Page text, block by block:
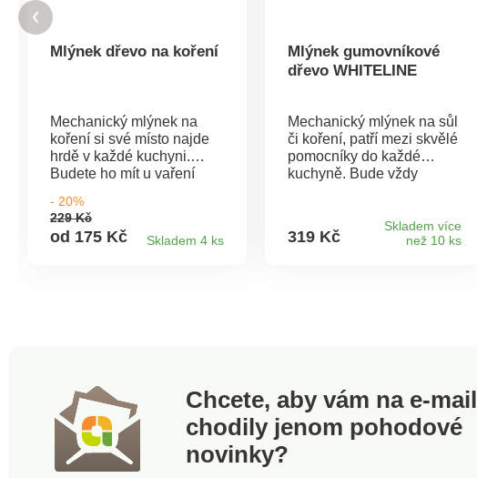
Mlýnek dřevo na koření
Mechanický mlýnek na
koření si své místo najde
hrdě v každé kuchyni.
Budete ho mít u vaření
připraví tu nejčerstvější
dávku koření, které má
skvělou chuť i
- 20%
229 Kč
od 175 Kč Skladem 4 ks
Mlýnek gumovníkové
dřevo WHITELINE
Mechanický mlýnek na sůl
či koření, patří mezi skvělé
pomocníky do každé
kuchyně. Bude vždy
připraví tu nejčerstvější
dávku koření, které má
319 Kč
Skladem více
než 10 ks
Chcete, aby vám na e-mail
chodily jenom pohodové
novinky?